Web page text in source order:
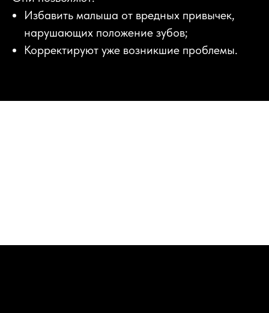
Избавить малыша от вредных привычек,
нарушающих положение зубов;
Корректируют уже возникшие проблемы.